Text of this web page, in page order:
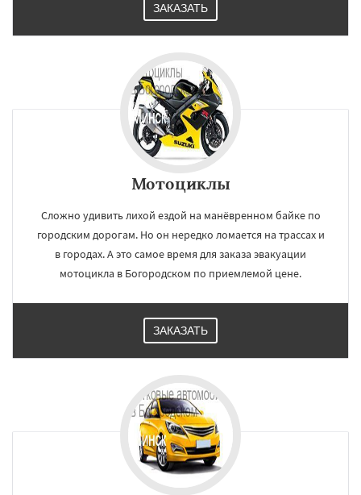
ЗАКАЗАТЬ
Мотоциклы
Сложно удивить лихой ездой на манёвренном байке по
городским дорогам. Но он нередко ломается на трассах и
в городах. А это самое время для заказа эвакуации
мотоцикла в Богородском по приемлемой цене.
ЗАКАЗАТЬ